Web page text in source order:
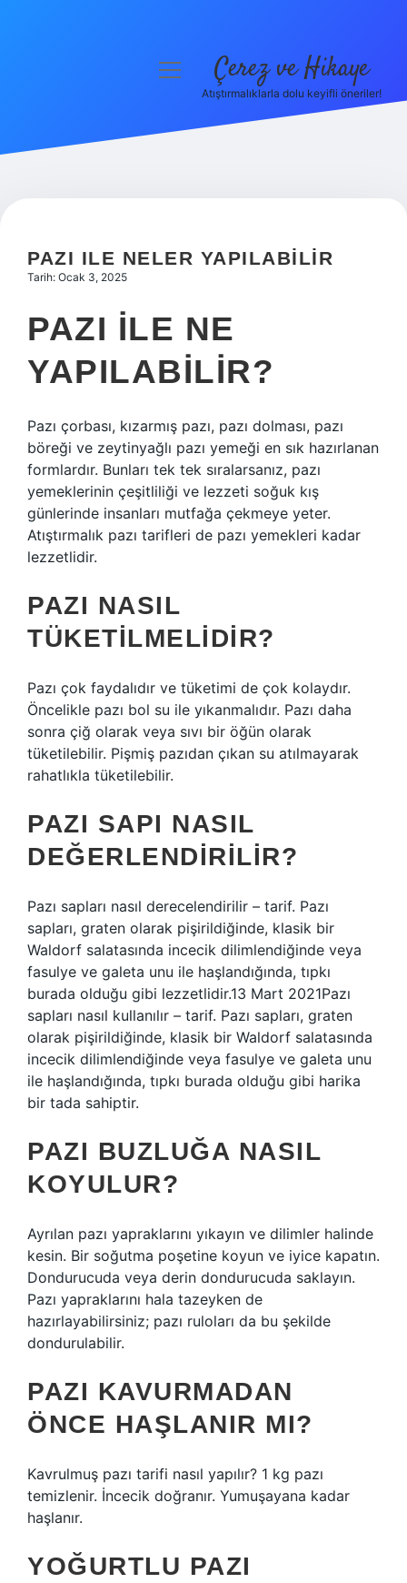
Hakkımızda
menüyü Çerez ve Hikaye
Atıştırmalıklarla dolu keyifli öneriler!
PAZI ILE NELER YAPILABILIR
Tarih: Ocak 3, 2025
PAZI ILE NE
YAPILABILIR?
Pazı çorbası, kızarmış pazı, pazı dolması, pazı
böreği ve zeytinyağlı pazı yemeği en sık hazırlanan
formlardır. Bunları tek tek sıralarsanız, pazı
yemeklerinin çeşitliliği ve lezzeti soğuk kış
günlerinde insanları mutfağa çekmeye yeter.
Atıştırmalık pazı tarifleri de pazı yemekleri kadar
lezzetlidir.
PAZI NASIL
TÜKETILMELIDIR?
Pazı çok faydalıdır ve tüketimi de çok kolaydır.
Öncelikle pazı bol su ile yıkanmalıdır. Pazı daha
sonra çiğ olarak veya sıvı bir öğün olarak
tüketilebilir. Pişmiş pazıdan çıkan su atılmayarak
rahatlıkla tüketilebilir.
PAZI SAPI NASIL
DEĞERLENDIRILIR?
Pazı sapları nasıl derecelendirilir – tarif. Pazı
sapları, graten olarak pişirildiğinde, klasik bir
Waldorf salatasında incecik dilimlendiğinde veya
fasulye ve galeta unu ile haşlandığında, tıpkı
burada olduğu gibi lezzetlidir.13 Mart 2021Pazı
sapları nasıl kullanılır – tarif. Pazı sapları, graten
olarak pişirildiğinde, klasik bir Waldorf salatasında
incecik dilimlendiğinde veya fasulye ve galeta unu
ile haşlandığında, tıpkı burada olduğu gibi harika
bir tada sahiptir.
PAZI BUZLUĞA NASIL
KOYULUR?
Ayrılan pazı yapraklarını yıkayın ve dilimler halinde
kesin. Bir soğutma poşetine koyun ve iyice kapatın.
Dondurucuda veya derin dondurucuda saklayın.
Pazı yapraklarını hala tazeyken de
hazırlayabilirsiniz; pazı ruloları da bu şekilde
dondurulabilir.
PAZI KAVURMADAN
ÖNCE HAŞLANIR MI?
Kavrulmuş pazı tarifi nasıl yapılır? 1 kg pazı
temizlenir. İncecik doğranır. Yumuşayana kadar
haşlanır.
YOĞURTLU PAZI